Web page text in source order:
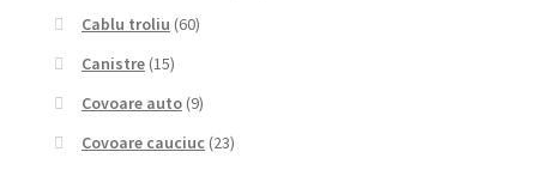
Cablu troliu (60)
Canistre (15)
Covoare auto (9)
Covoare cauciuc (23)